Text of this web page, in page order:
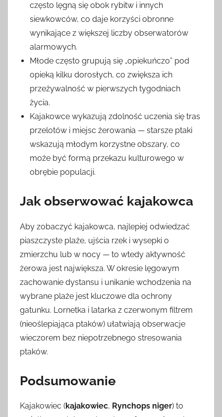
często lęgną się obok rybitw i innych
siewkowców, co daje korzyści obronne
wynikające z większej liczby obserwatorów
alarmowych.
Młode często grupują się „opiekuńczo” pod
opieką kilku dorosłych, co zwiększa ich
przeżywalność w pierwszych tygodniach
życia.
Kajakowce wykazują zdolność uczenia się tras
przelotów i miejsc żerowania — starsze ptaki
wskazują młodym korzystne obszary, co
może być formą przekazu kulturowego w
obrębie populacji.
Jak obserwować kajakowca
Aby zobaczyć kajakowca, najlepiej odwiedzać
piaszczyste plaże, ujścia rzek i wysepki o
zmierzchu lub w nocy — to wtedy aktywność
żerowa jest największa. W okresie lęgowym
zachowanie dystansu i unikanie wchodzenia na
wybrane plaże jest kluczowe dla ochrony
gatunku. Lornetka i latarka z czerwonym filtrem
(nieoślepiająca ptaków) ułatwiają obserwacje
wieczorem bez niepotrzebnego stresowania
ptaków.
Podsumowanie
Kajakowiec (kajakowiec, Rynchops niger) to